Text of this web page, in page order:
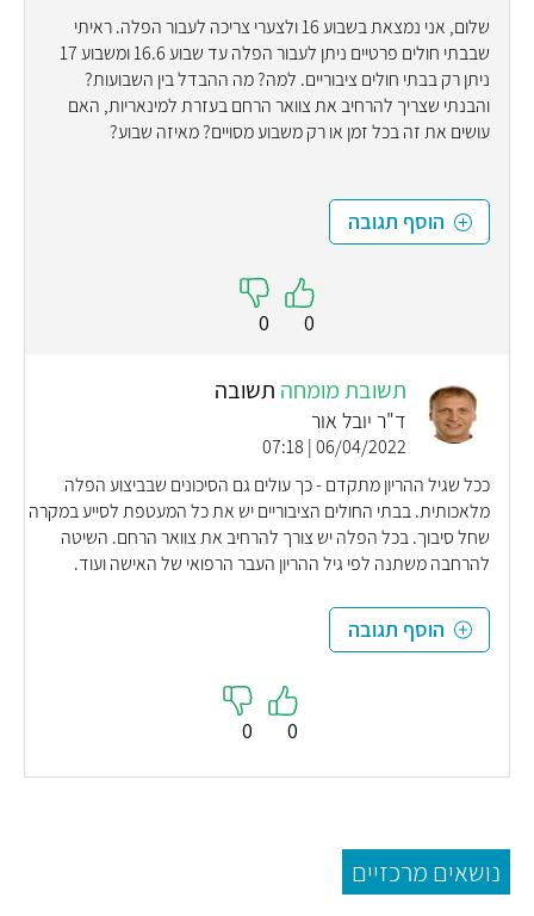
שלום, אני נמצאת בשבוע 16 ולצערי צריכה לעבור הפלה. ראיתי
שבבתי חולים פרטיים ניתן לעבור הפלה עד שבוע 16.6 ומשבוע 17
ניתן רק בבתי חולים ציבוריים. למה? מה ההבדל בין השבועות?
והבנתי שצריך להרחיב את צוואר הרחם בעזרת למינאריות, האם
עושים את זה בכל זמן או רק משבוע מסויים? מאיזה שבוע?
הוסף תגובה
0
0
תשובת מומחה תשובה
ד"ר יובל אור
06/04/2022 | 07:18
ככל שגיל ההריון מתקדם - כך עולים גם הסיכונים שבביצוע הפלה
מלאכותית. בבתי החולים הציבוריים יש את כל המעטפת לסייע במקרה
שחל סיבוך. בכל הפלה יש צורך להרחיב את צוואר הרחם. השיטה
להרחבה משתנה לפי גיל ההריון העבר הרפואי של האישה ועוד.
הוסף תגובה
0
0
נושאים מרכזיים